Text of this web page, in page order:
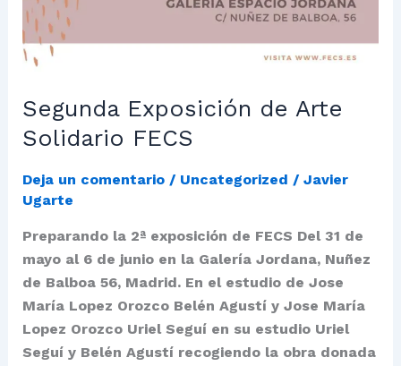
Segunda Exposición de Arte
Solidario FECS
Deja un comentario / Uncategorized / Javier
Ugarte
Preparando la 2ª exposición de FECS Del 31 de
mayo al 6 de junio en la Galería Jordana, Nuñez
de Balboa 56, Madrid. En el estudio de Jose
María Lopez Orozco Belén Agustí y Jose María
Lopez Orozco Uriel Seguí en su estudio Uriel
Seguí y Belén Agustí recogiendo la obra donada